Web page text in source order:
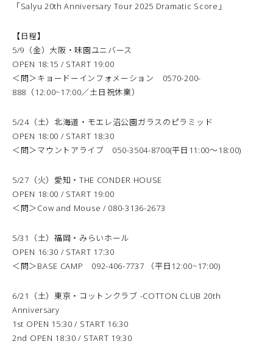
「Salyu 20th Anniversary Tour 2025 Dramatic Score」
【日程】
5/9（金）大阪・味園ユニバース
OPEN 18:15 / START 19:00
＜問＞キョードーインフォメーション 0570-200-
888（12:00~17:00／土日祝休業）
5/24（土）北海道・モエレ沼公園ガラスのピラミッド
OPEN 18:00 / START 18:30
＜問＞マウントアライブ 050-3504-8700(平日11:00〜18:00)
5/27（火）愛知・THE CONDER HOUSE
OPEN 18:00 / START 19:00
＜問＞Cow and Mouse / 080-3136-2673
5/31（土）福岡・みらいホール
OPEN 16:30 / START 17:30
＜問＞BASE CAMP 092-406-7737 （平日12:00~17:00)
6/21（土）東京・コットンクラブ -COTTON CLUB 20th
Anniversary
1st OPEN 15:30 / START 16:30
2nd OPEN 18:30 / START 19:30